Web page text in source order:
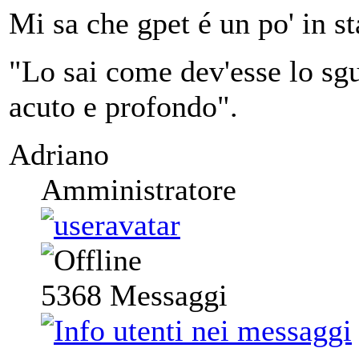
Mi sa che gpet é un po' in
"Lo sai come dev'esse lo
acuto e profondo".
Adriano
Amministratore
5368 Messaggi